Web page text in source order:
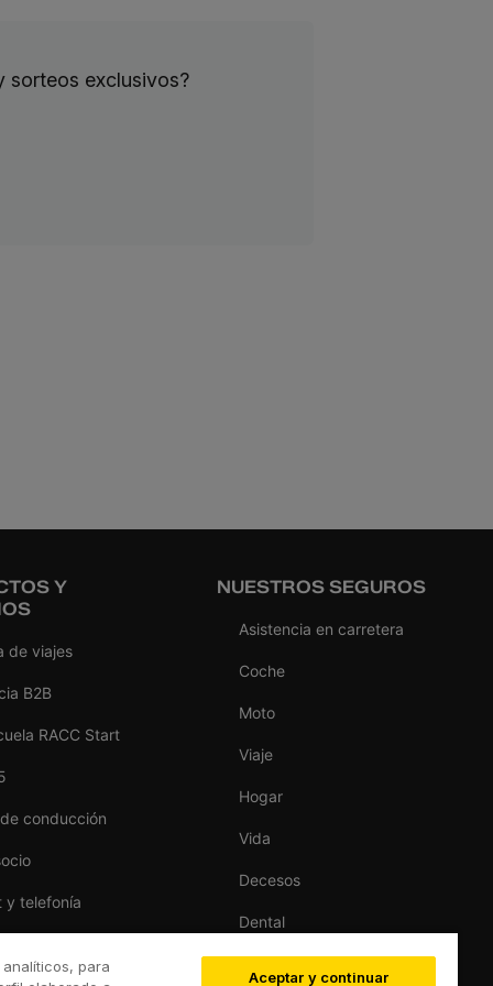
sorteos exclusivos?
Y
de viajes
B2B
RACC Start
conducción
y telefonía
NUESTROS SEGUROS
Asistencia en carretera
Coche
Moto
Viaje
Hogar
Vida
Decesos
Dental
para
Aceptar y continuar